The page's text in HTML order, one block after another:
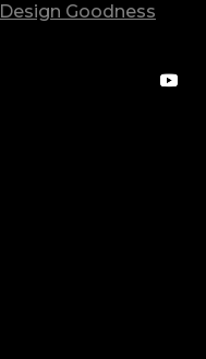
Design Goodness